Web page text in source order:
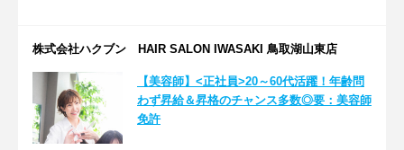
株式会社ハクブン HAIR SALON IWASAKI 鳥取湖山東店
【美容師】<正社員>20～60代活躍！年齢問
わず昇給＆昇格のチャンス多数◎要：美容師
免許